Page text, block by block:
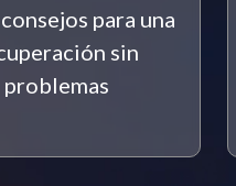
para una
sin
problemas